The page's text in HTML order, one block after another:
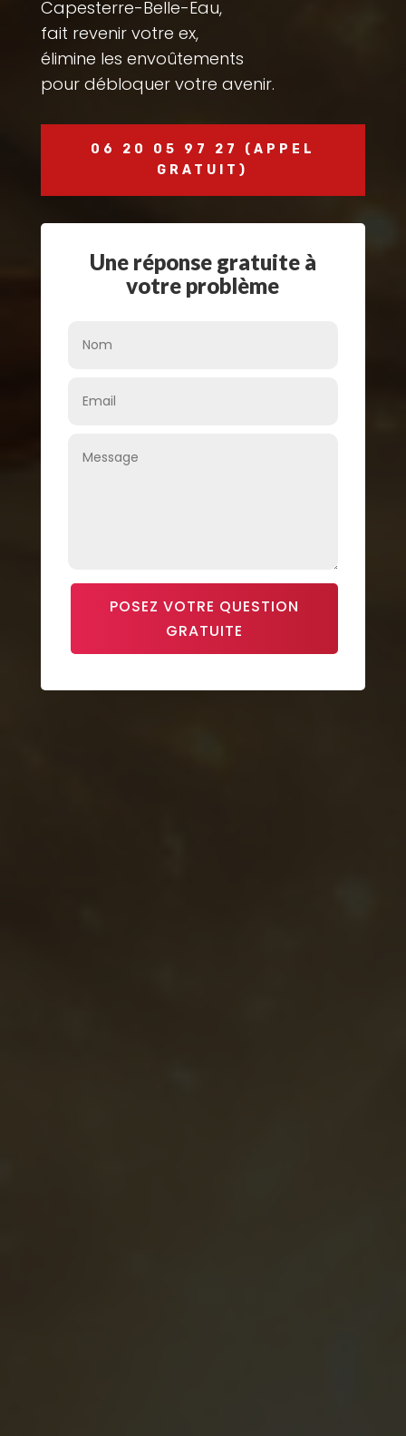
Capesterre-Belle-Eau,
fait revenir votre ex,
élimine les envoûtements
pour débloquer votre avenir.
06 20 05 97 27 (APPEL
GRATUIT)
Une réponse gratuite à
votre problème
POSEZ VOTRE QUESTION
GRATUITE